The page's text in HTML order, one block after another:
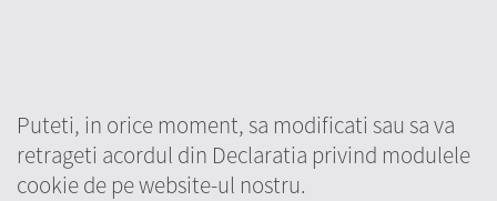
Puteti, in orice moment, sa modificati sau sa va
retrageti acordul din Declaratia privind modulele
cookie de pe website-ul nostru.